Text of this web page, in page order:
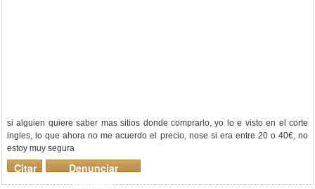
si alguien quiere saber mas sitios donde comprarlo, yo lo e visto en el corte
ingles, lo que ahora no me acuerdo el precio, nose si era entre 20 o 40€, no
estoy muy segura
Denunciar
mensaje
Citar